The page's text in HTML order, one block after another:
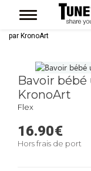
Vêtement
par KronoArt
Bavoir
KronoArt
Flex
16.90€
Hors frais de port